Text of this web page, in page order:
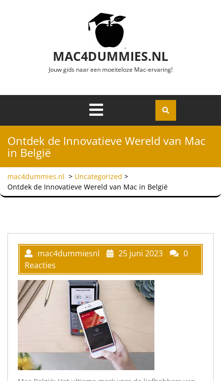
MAC4DUMMIES.NL
Jouw gids naar een moeiteloze Mac-ervaring!
Openen
Ontdek de Innovatieve Wereld van Mac
in België
mac4dummies.nl > Uncategorized >
Ontdek de Innovatieve Wereld van Mac in België
mac4dummiesnl 25 juni 2023
0
Reacties